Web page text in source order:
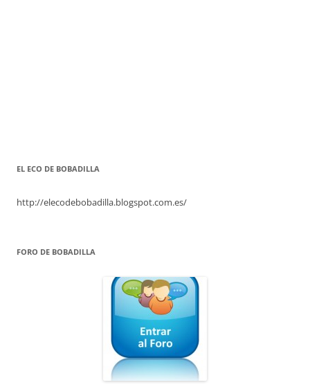
EL ECO DE BOBADILLA
http://elecodebobadilla.blogspot.com.es/
FORO DE BOBADILLA